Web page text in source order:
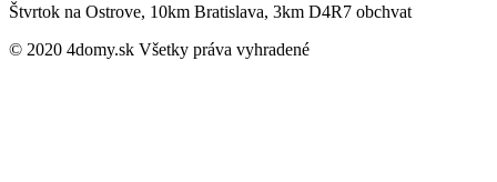
Štvrtok na Ostrove, 10km Bratislava, 3km D4R7 obchvat
© 2020 4domy.sk Všetky práva vyhradené